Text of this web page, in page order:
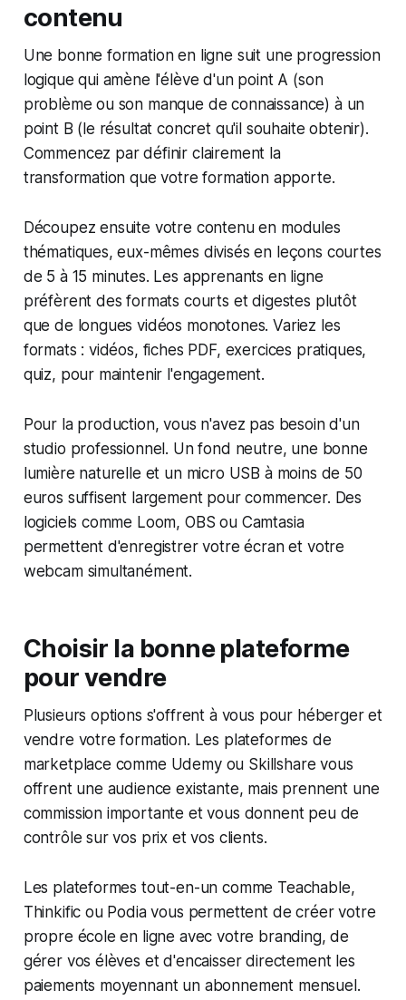
contenu
Une bonne formation en ligne suit une progression
logique qui amène l'élève d'un point A (son
problème ou son manque de connaissance) à un
point B (le résultat concret qu'il souhaite obtenir).
Commencez par définir clairement la
transformation que votre formation apporte.
Découpez ensuite votre contenu en modules
thématiques, eux-mêmes divisés en leçons courtes
de 5 à 15 minutes. Les apprenants en ligne
préfèrent des formats courts et digestes plutôt
que de longues vidéos monotones. Variez les
formats : vidéos, fiches PDF, exercices pratiques,
quiz, pour maintenir l'engagement.
Pour la production, vous n'avez pas besoin d'un
studio professionnel. Un fond neutre, une bonne
lumière naturelle et un micro USB à moins de 50
euros suffisent largement pour commencer. Des
logiciels comme Loom, OBS ou Camtasia
permettent d'enregistrer votre écran et votre
webcam simultanément.
Choisir la bonne plateforme
pour vendre
Plusieurs options s'offrent à vous pour héberger et
vendre votre formation. Les plateformes de
marketplace comme Udemy ou Skillshare vous
offrent une audience existante, mais prennent une
commission importante et vous donnent peu de
contrôle sur vos prix et vos clients.
Les plateformes tout-en-un comme Teachable,
Thinkific ou Podia vous permettent de créer votre
propre école en ligne avec votre branding, de
gérer vos élèves et d'encaisser directement les
paiements moyennant un abonnement mensuel.